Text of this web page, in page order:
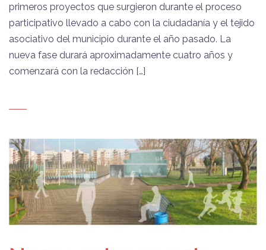
primeros proyectos que surgieron durante el proceso
participativo llevado a cabo con la ciudadanía y el tejido
asociativo del municipio durante el año pasado. La
nueva fase durará aproximadamente cuatro años y
comenzará con la redacción […]